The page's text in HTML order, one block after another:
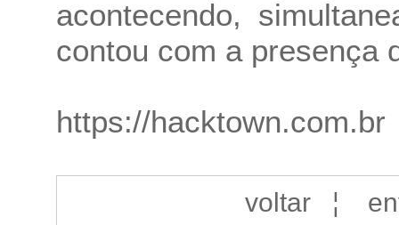
acontecendo,
contou com a presença
https://hacktown.com.br
voltar¦